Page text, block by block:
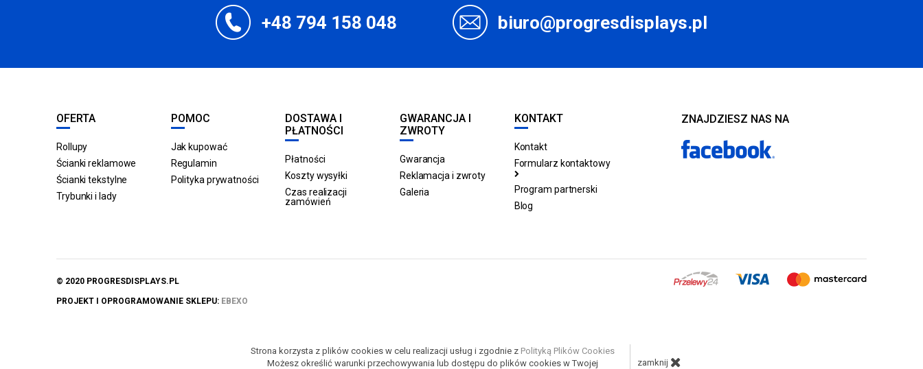
+48 794 158 048 biuro@progresdisplays.pl
OFERTA
Rollupy
Ścianki reklamowe
Ścianki tekstylne
Trybunki i lady
POMOC
Jak kupować
Regulamin
Polityka prywatności
DOSTAWA I
PŁATNOŚCI
Płatności
Koszty wysyłki
Czas realizacji
zamówień
GWARANCJA I
ZWROTY
Gwarancja
Reklamacja i zwroty
Galeria
KONTAKT
Kontakt
Formularz kontaktowy
Program partnerski
Blog
ZNAJDZIESZ NAS NA
© 2020 PROGRESDISPLAYS.PL
PROJEKT I OPROGRAMOWANIE SKLEPU: EBEXO
Strona korzysta z plików cookies w celu realizacji usług i zgodnie z Polityką Plików Cookies
Możesz określić warunki przechowywania lub dostępu do plików cookies w Twojej
zamknij